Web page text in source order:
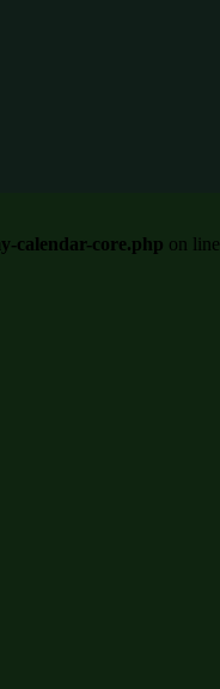
calendar-core.php on line